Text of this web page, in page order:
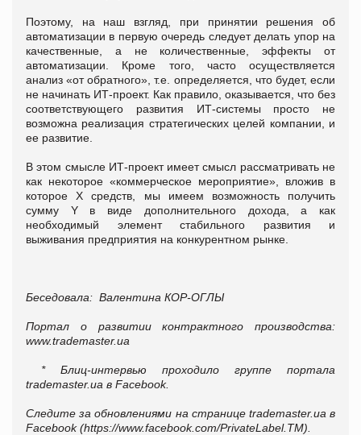
Поэтому, на наш взгляд, при принятии решения об
автоматизации в первую очередь следует делать упор на
качественные, а не количественные, эффекты от
автоматизации. Кроме того, часто осуществляется
анализ «от обратного», т.е. определяется, что будет, если
не начинать ИТ-проект. Как правило, оказывается, что без
соответствующего развития ИТ-системы просто не
возможна реализация стратегических целей компании, и
ее развитие.
В этом смысле ИТ-проект имеет смысл рассматривать не
как некоторое «коммерческое мероприятие», вложив в
которое X средств, мы имеем возможность получить
сумму Y в виде дополнительного дохода, а как
необходимый элемент стабильного развития и
выживания предприятия на конкурентном рынке.
Беседовала: Валентина КОР-ОГЛЫ
Портал о развитии контрактного производства:
www.trademaster.ua
* Блиц-интервью проходило группе портала
trademaster.ua в Facebook.
Следите за обновлениями на странице trademaster.ua в
Facebook (https://www.facebook.com/PrivateLabel.TM).